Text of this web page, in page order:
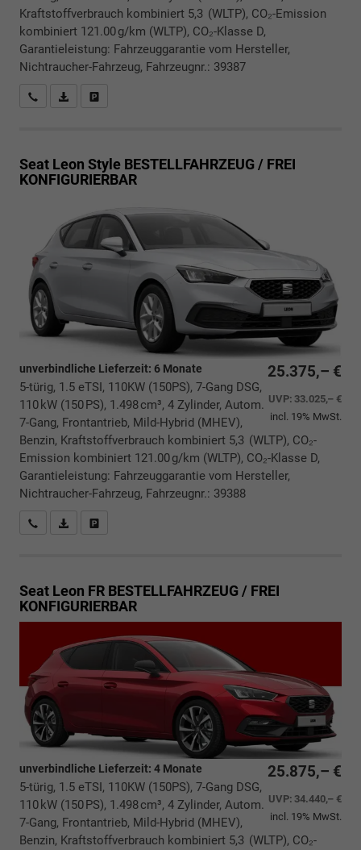
Kraftstoffverbrauch kombiniert 5,3 (WLTP), CO₂-Emission
kombiniert 121.00 g/km (WLTP), CO₂-Klasse D,
Garantieleistung: Fahrzeuggarantie vom Hersteller,
Nichtraucher-Fahrzeug, Fahrzeugnr.: 39387
Rückrufbitte absenden
PDF-Datei, Fahrzeugexposé drucken
Seat Leon Style BESTELLFAHRZEUG / FREI
KONFIGURIERBAR
25.375,– €
UVP: 33.025,– €
incl. 19% MwSt.
unverbindliche Lieferzeit: 6 Monate
5-türig, 1.5 eTSI, 110KW (150PS), 7-Gang DSG,
110 kW (150 PS), 1.498 cm³, 4 Zylinder, Autom.
7-Gang, Frontantrieb, Mild-Hybrid (MHEV),
Benzin, Kraftstoffverbrauch kombiniert 5,3 (WLTP), CO₂-
Emission kombiniert 121.00 g/km (WLTP), CO₂-Klasse D,
Garantieleistung: Fahrzeuggarantie vom Hersteller,
Nichtraucher-Fahrzeug, Fahrzeugnr.: 39388
Rückrufbitte absenden
PDF-Datei, Fahrzeugexposé drucken
Seat Leon FR BESTELLFAHRZEUG / FREI
KONFIGURIERBAR
25.875,– €
UVP: 34.440,– €
incl. 19% MwSt.
unverbindliche Lieferzeit: 4 Monate
5-türig, 1.5 eTSI, 110KW (150PS), 7-Gang DSG,
110 kW (150 PS), 1.498 cm³, 4 Zylinder, Autom.
7-Gang, Frontantrieb, Mild-Hybrid (MHEV),
Benzin, Kraftstoffverbrauch kombiniert 5,3 (WLTP), CO₂-